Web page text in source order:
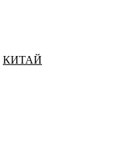
КИТАЙ